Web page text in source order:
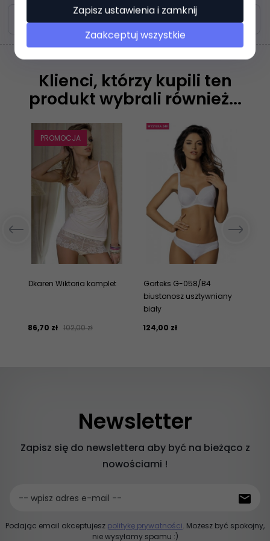
Zasoby dotyczące bezpieczeństwa i produktów
Klienci, którzy kupili ten
produkt wybrali również...
PROMOCJA
Dkaren Wiktoria komplet
86,70 zł 102,00 zł
Gorteks G-058/B4
biustonosz usztywniany
biały
124,00 zł
Newsletter
Zapisz się do newslettera aby być na bieżąco z
nowościami !
-- wpisz adres e-mail --
Podając email akceptujesz politykę prywatności. Możesz być spokojny,
nie wysyłamy spamu :)
Zapisz ustawienia i zamknij
Zaakceptuj wszystkie